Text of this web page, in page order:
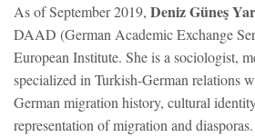
As of September 2019, Deniz Güneş
DAAD (German Academic Exchange
European Institute. She is a sociologist,
specialized in Turkish-German relations
German migration history, cultural
representation of migration and